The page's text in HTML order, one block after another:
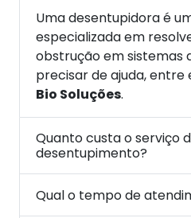
Uma desentupidora é
especializada em
obstrução em sistemas
precisar de ajuda,
Bio Soluções.
Quanto custa o serviço
desentupimento?
Qual o tempo de